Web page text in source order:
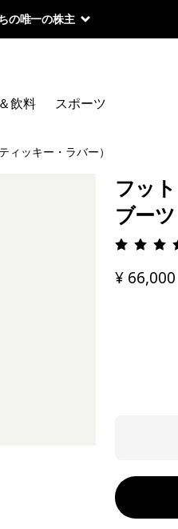
の唯一の株主
飲料 スポーツ
ッキー・ラバー）
フッ
ブー
評
¥ 66,000